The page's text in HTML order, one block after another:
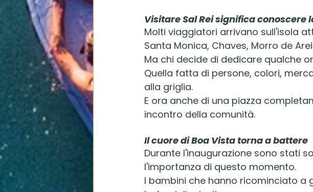
Visitare Sal Rei significa conoscere
Molti viaggiatori arrivano sull'isola
Santa Monica, Chaves, Morro de
Ma chi decide di dedicare qualche
Quella fatta di persone, colori,
alla griglia.
E ora anche di una piazza
incontro della comunità.
Il cuore di Boa Vista torna a battere
Durante l'inaugurazione sono stati
l'importanza di questo momento.
I bambini che hanno ricominciato a